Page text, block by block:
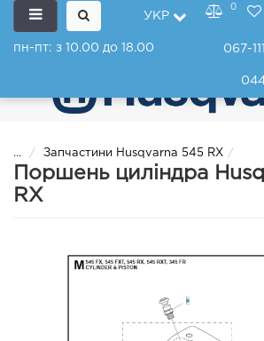
УКР
0
пн-пт: з 10.00 до 18.00 067-
... Запчастини Husqvarna 545 RX
Поршень циліндра
RX